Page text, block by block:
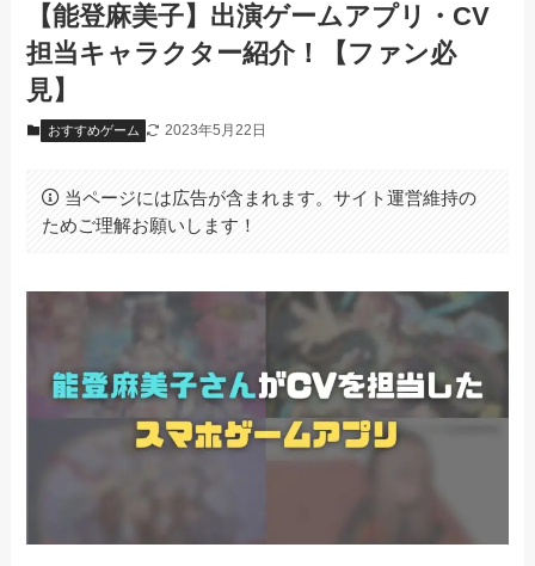
【能登麻美子】出演ゲームアプリ・CV
担当キャラクター紹介！【ファン必
見】
おすすめゲーム 2023年5月22日
当ページには広告が含まれます。サイト運営維持の
ためご理解お願いします！